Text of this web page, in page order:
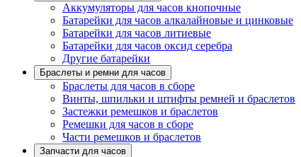
Аккумуляторы для часов кнопочные
Батарейки для часов алкалайновые и цинковые
Батарейки для часов литиевые
Батарейки для часов оксид серебра
Другие батарейки
Браслеты и ремни для часов
Браслеты для часов в сборе
Винты, шпильки и штифты ремней и браслетов
Застежки ремешков и браслетов
Ремешки для часов в сборе
Части ремешков и браслетов
Запчасти для часов